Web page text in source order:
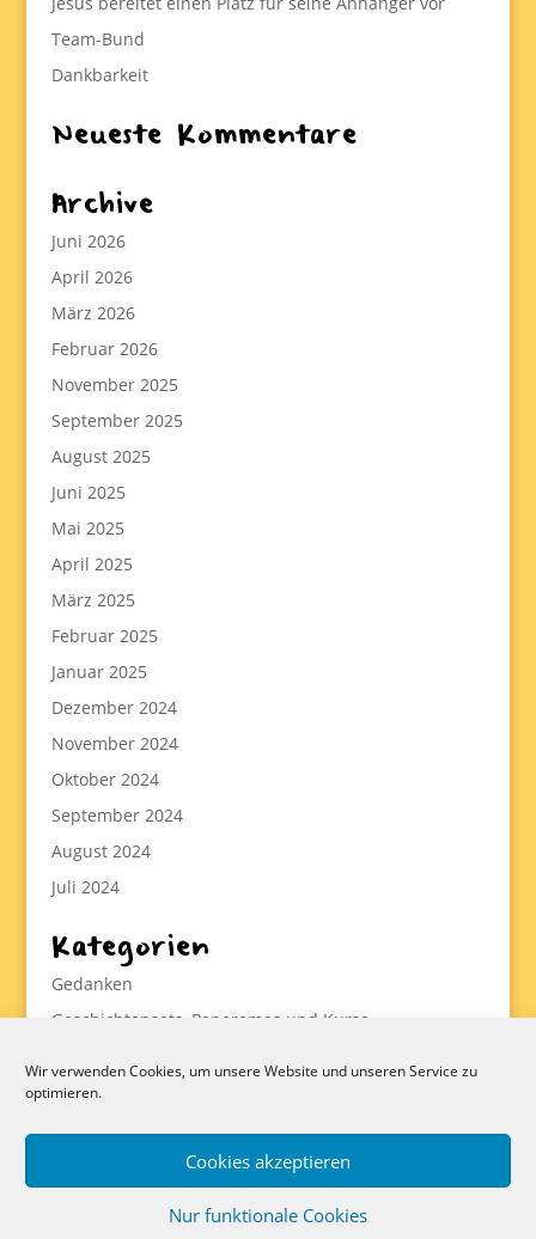
Wir verwenden Cookies, um unsere Website und unseren Service zu
optimieren.
Cookies akzeptieren
Nur funktionale Cookies
Team-Bund
Dankbarkeit
Neueste Kommentare
Archive
Juni 2026
April 2026
März 2026
Februar 2026
November 2025
September 2025
August 2025
Juni 2025
Mai 2025
April 2025
März 2025
Februar 2025
Januar 2025
Dezember 2024
November 2024
Oktober 2024
September 2024
August 2024
Juli 2024
Kategorien
Gedanken
Geschichtensets, Panoramas und Kurse
Statistiken